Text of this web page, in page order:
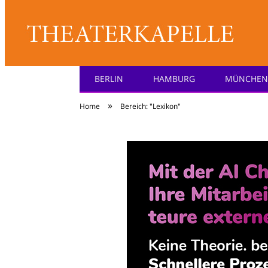
Theater: [KA] :pelle
BERLIN HAMBURG MÜNCHEN
Home » Bereich: "Lexikon"